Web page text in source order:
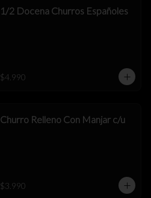
1/2 Docena Churros Españoles
$4.990
Churro Relleno Con Manjar c/u
$3.990